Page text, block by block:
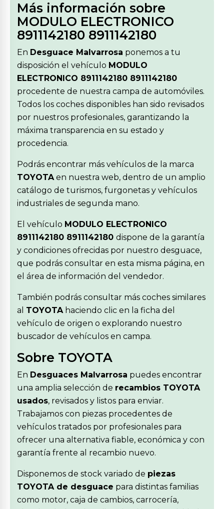
Más información sobre
MODULO ELECTRONICO
8911142180 8911142180
En Desguace Malvarrosa ponemos a tu
disposición el vehículo MODULO
ELECTRONICO 8911142180 8911142180
procedente de nuestra campa de automóviles.
Todos los coches disponibles han sido revisados
por nuestros profesionales, garantizando la
máxima transparencia en su estado y
procedencia.
Podrás encontrar más vehículos de la marca
TOYOTAen nuestra web, dentro de un amplio
catálogo de turismos, furgonetas y vehículos
industriales de segunda mano.
El vehículo MODULO ELECTRONICO
8911142180 8911142180 dispone de la garantía
y condiciones ofrecidas por nuestro desguace,
que podrás consultar en esta misma página, en
el área de información del vendedor.
También podrás consultar más coches similares
al TOYOTAhaciendo clic en la ficha del
vehículo de origen o explorando nuestro
buscador de vehículos en campa.
Sobre TOYOTA
En Desguaces Malvarrosa puedes encontrar
una amplia selección de recambios TOYOTA
usados, revisados y listos para enviar.
Trabajamos con piezas procedentes de
vehículos tratados por profesionales para
ofrecer una alternativa fiable, económica y con
garantía frente al recambio nuevo.
Disponemos de stock variado de piezas
TOYOTA de desguace para distintas familias
como motor, caja de cambios, carrocería,